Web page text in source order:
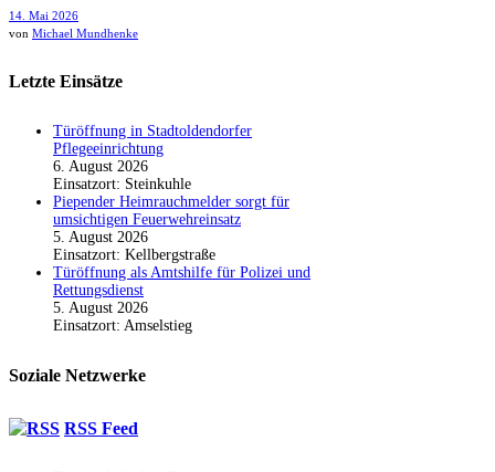
14. Mai 2026
von Michael Mundhenke
Letzte Einsätze
Türöffnung in Stadtoldendorfer
Pflegeeinrichtung
6. August 2026
Einsatzort: Steinkuhle
Piepender Heimrauchmelder sorgt für
umsichtigen Feuerwehreinsatz
5. August 2026
Einsatzort: Kellbergstraße
Türöffnung als Amtshilfe für Polizei und
Rettungsdienst
5. August 2026
Einsatzort: Amselstieg
Soziale Netzwerke
RSS Feed